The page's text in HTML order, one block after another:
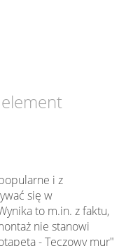
i z
się w
to m.in. z faktu,
nie stanowi
- Tęczowy mur"